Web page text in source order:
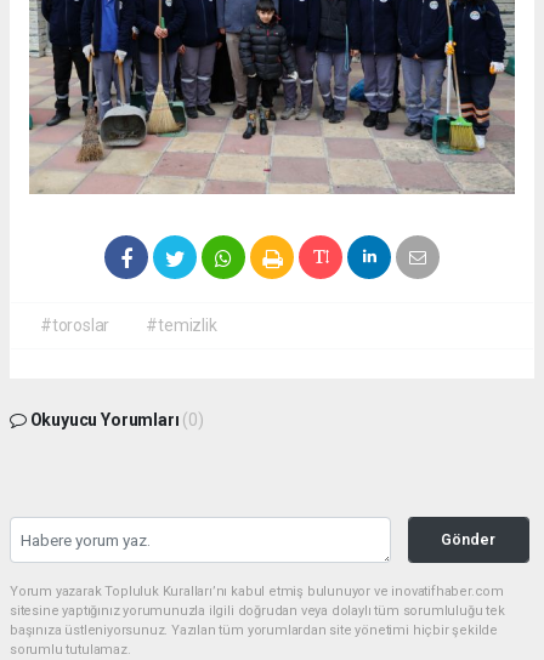
#toroslar #temizlik
Okuyucu Yorumları (0)
Gönder
Yorum yazarak Topluluk Kuralları’nı kabul etmiş bulunuyor ve inovatifhaber.com
sitesine yaptığınız yorumunuzla ilgili doğrudan veya dolaylı tüm sorumluluğu tek
başınıza üstleniyorsunuz. Yazılan tüm yorumlardan site yönetimi hiçbir şekilde
sorumlu tutulamaz.